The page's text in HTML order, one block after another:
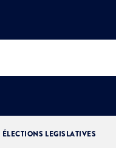
ÉLECTIONS LEGISLATIVES